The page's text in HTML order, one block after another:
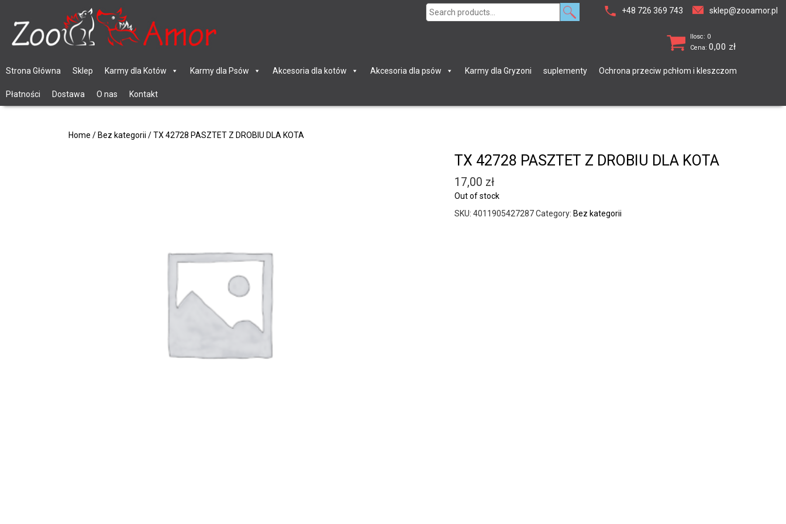
+48 726 369 743 sklep@zooamor.pl
Search
Ilosc: 0
Cena: 0,00 zł
Strona Główna Sklep Karmy dla Kotów Karmy dla Psów Akcesoria dla kotów Akcesoria dla psów Karmy dla Gryzoni suplementy Ochrona przeciw pchłom i kleszczom
Płatności Dostawa O nas Kontakt
Home / Bez kategorii / TX 42728 PASZTET Z DROBIU DLA KOTA
TX 42728 PASZTET Z DROBIU DLA KOTA
17,00 zł
Out of stock
SKU: 4011905427287Category: Bez kategorii